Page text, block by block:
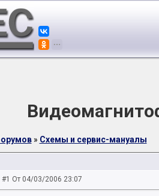
» Схемы и сервис-мануалы
#1 От 04/03/2006 23:07